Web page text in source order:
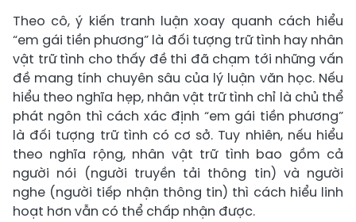
Theo cô, ý kiến tranh luận xoay quanh cách hiểu
“em gái tiền phương” là đối tượng trữ tình hay nhân
vật trữ tình cho thấy đề thi đã chạm tới những vấn
đề mang tính chuyên sâu của lý luận văn học. Nếu
hiểu theo nghĩa hẹp, nhân vật trữ tình chỉ là chủ thể
phát ngôn thì cách xác định “em gái tiền phương”
là đối tượng trữ tình có cơ sở. Tuy nhiên, nếu hiểu
theo nghĩa rộng, nhân vật trữ tình bao gồm cả
người nói (người truyền tải thông tin) và người
nghe (người tiếp nhận thông tin) thì cách hiểu linh
hoạt hơn vẫn có thể chấp nhận được.